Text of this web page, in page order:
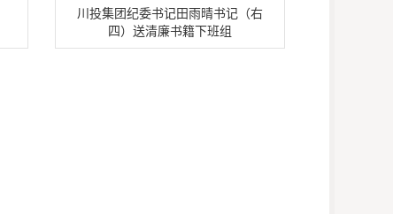
川投集团纪委书记田雨晴书记（右
四）送清廉书籍下班组